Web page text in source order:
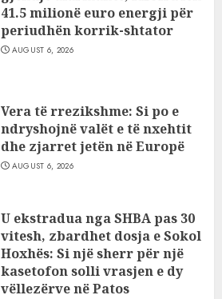
41.5 milionë euro energji për
periudhën korrik-shtator
AUGUST 6, 2026
Vera të rrezikshme: Si po e
ndryshojnë valët e të nxehtit
dhe zjarret jetën në Europë
AUGUST 6, 2026
U ekstradua nga SHBA pas 30
vitesh, zbardhet dosja e Sokol
Hoxhës: Si një sherr për një
kasetofon solli vrasjen e dy
vëllezërve në Patos